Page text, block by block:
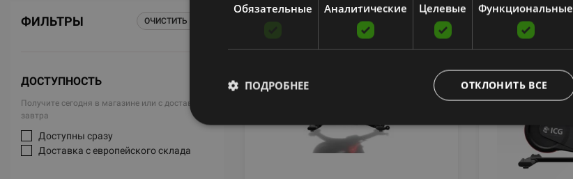
ФИЛЬТРЫ ОЧИСТИТЬ ВСЕ
ДОСТУПНОСТЬ
Получите сегодня в магазине или с доставкой
завтра
Доступны сразу
Доставка с европейского склада
Обязательные Аналитические Целевые Функциональные
ОТКЛОНИТЬ ВСЕ
ПОДРОБНЕЕ